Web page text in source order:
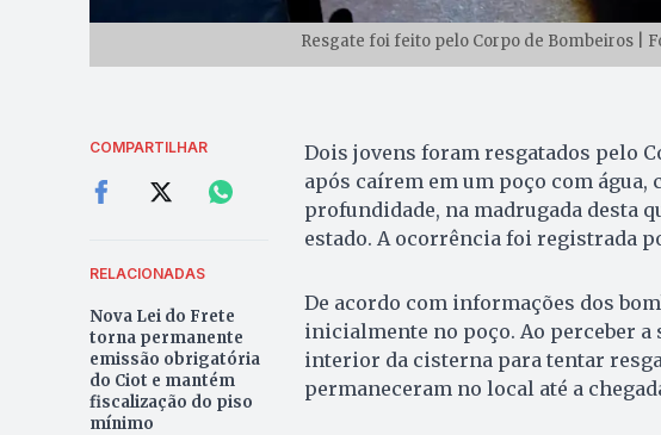
Resgate foi feito pelo Corpo de Bombeiros |
COMPARTILHAR
RELACIONADAS
Nova Lei do Frete
torna permanente
emissão obrigatória
do Ciot e mantém
fiscalização do piso
mínimo
Dois jovens foram resgatados pelo
após caírem em um poço com água,
profundidade, na madrugada desta
estado. A ocorrência foi registrada
De acordo com informações dos
inicialmente no poço. Ao perceber a
interior da cisterna para tentar
permaneceram no local até a